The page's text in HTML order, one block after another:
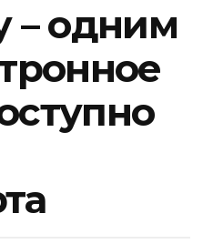
– одним